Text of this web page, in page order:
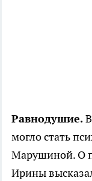
Равнодушие.
могло стать
Марушиной. О
Ирины